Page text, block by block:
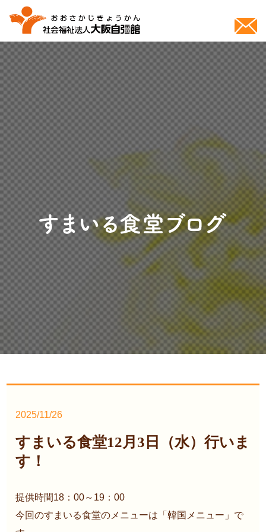
2025/11/26
すまいる食堂12月3日（水）行いま
す！
提供時間18：00～19：00
今回のすまいる食堂のメニューは「韓国メニュー」で